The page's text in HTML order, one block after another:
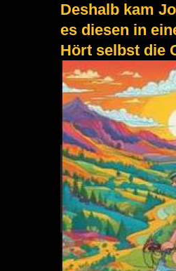
Deshalb kam
es diesen in
Hört selbst die